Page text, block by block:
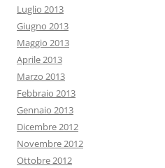
Luglio 2013
Giugno 2013
Maggio 2013
Aprile 2013
Marzo 2013
Febbraio 2013
Gennaio 2013
Dicembre 2012
Novembre 2012
Ottobre 2012